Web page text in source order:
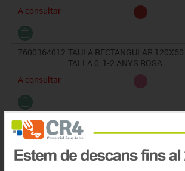
A consultar
7600364012 TAULA RECTANGULAR 120X60
TALLA 0, 1-2 ANYS ROSA
A consultar
7600364017 TAULA RECTANGULAR 120X60
TALLA 0, 1-2 ANYS BLAU CLAR
A consultar